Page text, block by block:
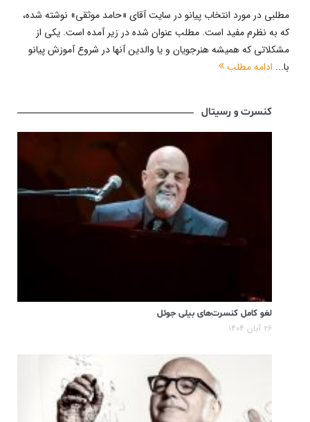
مطلبی در مورد انتخاب پیانو در سایت آقای «حامد موثقی» نوشته شده،
که به نظرم مفید است. مطلب عنوان شده در زیر آمده است. یکی از
مشکلاتی که همیشه هنرجویان و یا والدین آنها در شروع آموزش پیانو
با... ادامه مطلب
کنسرت و رسیتال
لغو کامل کنسرت‌های بیلی جوئل
۲۶ آبان ۱۴۰۴